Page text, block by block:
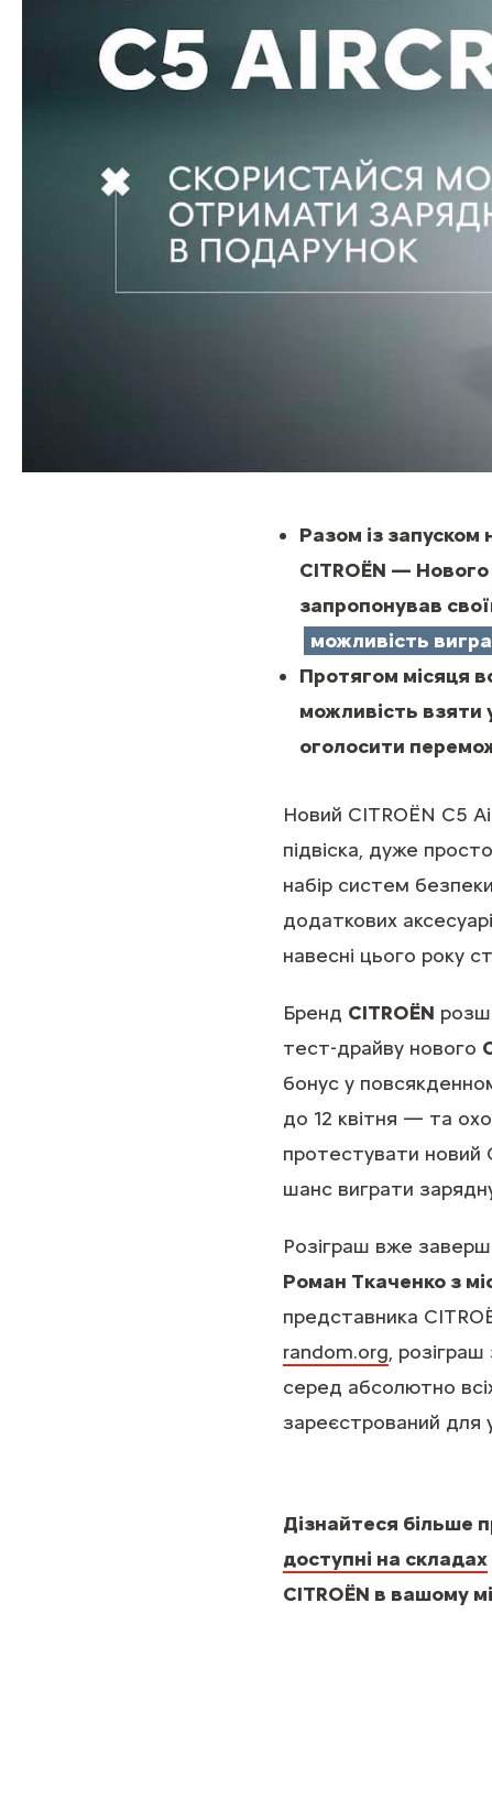
Разом із запуском
CITROЁN — Нового
запропонував
можливість
Протягом місяця
можливість взяти
оголосити
Новий CITROЁN C5
підвіска, дуже
набір систем
додаткових
навесні цього року
Бренд CITROËN
тест-драйву нового
бонус у
до 12 квітня — та
протестувати новий
шанс виграти
Розіграш вже
Роман Ткаченко з
представника
random.org,
серед абсолютно
зареєстрований для
Дізнайтеся більше
доступні на складах
CITROЁN в вашому